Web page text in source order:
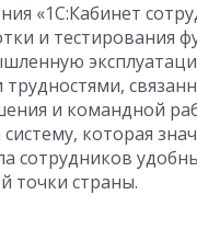
«1С:Кабинет
и тестирования
и командной
которая
сотрудников
точки страны.